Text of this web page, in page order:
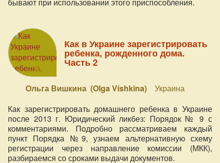
бывают при использовании этого приспособления.
Как в Украине зарегистрировать
ребенка, рожденного дома.
Часть 2
Ольга Вишкина (Olga Vishkina)
Украина
Как зарегистрировать домашнего ребенка в Украине
после 2013 г. Юридический ликбез: Порядок № 9 с
комментариями. Подробно рассматриваем каждый
пункт Порядка №9, узнаем альтернативную схему
регистрации через направление комиссии (МКК),
разбираемся со сроками выдачи документов.